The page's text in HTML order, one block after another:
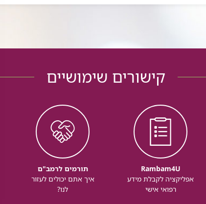
קישורים שימושיים
Rambam4U
אפליקציה לקבלת מידע
רפואי אישי
תורמים לרמב"ם
איך אתם יכולים לעזור
לנו?